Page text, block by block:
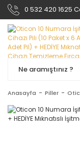
0 532 420 1625
Anasayfa Piller